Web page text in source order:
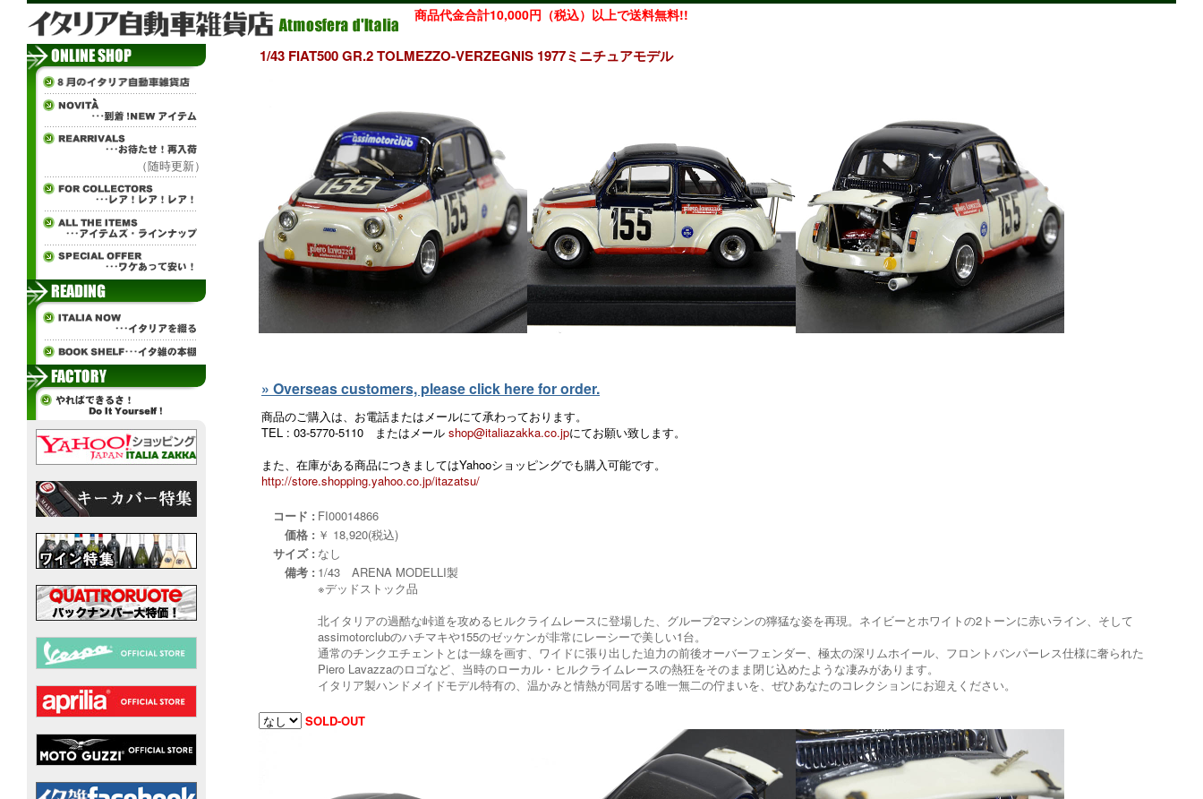
商品代金合計10,000円（税込）以上で送料無料!!
（随時更新）
1/43 FIAT500 GR.2 TOLMEZZO-VERZEGNIS 1977ミニチュアモデル
» Overseas customers, please click here for order.
商品のご購入は、お電話またはメールにて承わっております。
TEL : 03-5770-5110 またはメール shop@italiazakka.co.jpにてお願い致します。
また、在庫がある商品につきましてはYahooショッピングでも購入可能です。
http://store.shopping.yahoo.co.jp/itazatsu/
コード : FI00014866
価格 : ￥ 18,920(税込)
サイズ : なし
備考 : 1/43 ARENA MODELLI製
※デッドストック品
北イタリアの過酷な峠道を攻めるヒルクライムレースに登場した、グループ2マシンの獰猛な姿を再現。ネイビーとホワイトの2トーンに赤いライン、そして
assimotorclubのハチマキや155のゼッケンが非常にレーシーで美しい1台。
通常のチンクエチェントとは一線を画す、ワイドに張り出した迫力の前後オーバーフェンダー、極太の深リムホイール、フロントバンパーレス仕様に奢られた
Piero Lavazzaのロゴなど、当時のローカル・ヒルクライムレースの熱狂をそのまま閉じ込めたような凄みがあります。
イタリア製ハンドメイドモデル特有の、温かみと情熱が同居する唯一無二の佇まいを、ぜひあなたのコレクションにお迎えください。
SOLD-OUT